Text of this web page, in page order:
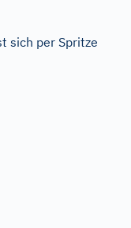
sich per Spritze